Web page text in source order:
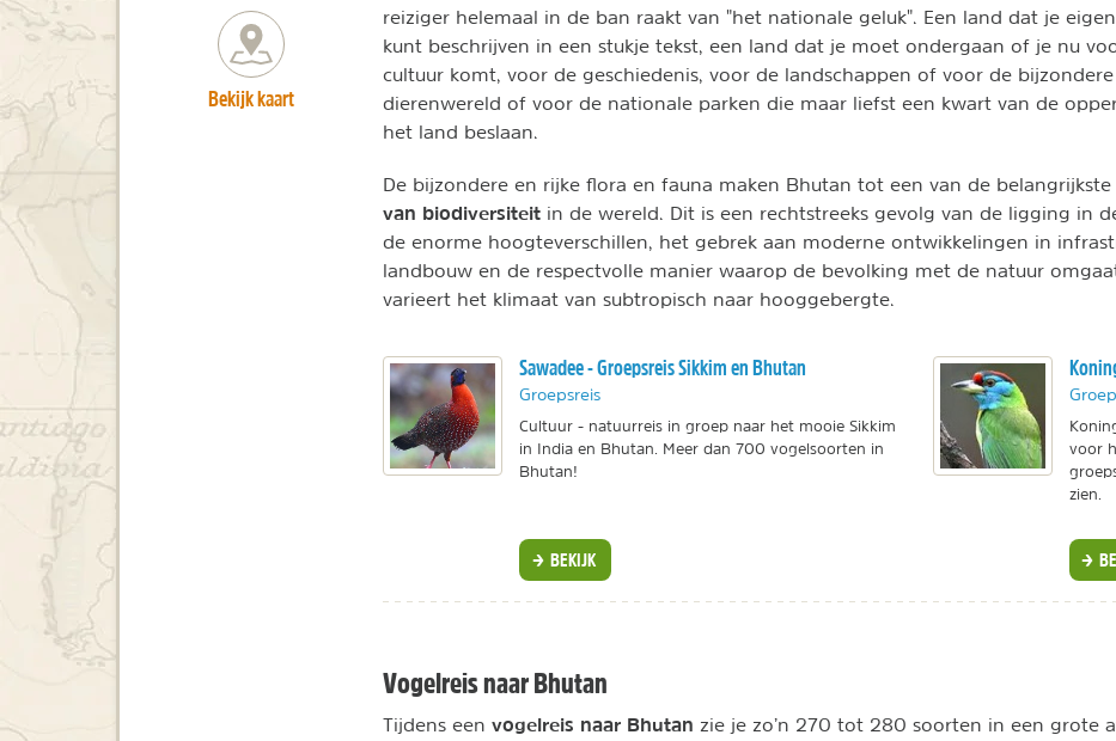
reiziger helemaal in de ban raakt van "het nationale geluk". Een land dat je
kunt beschrijven in een stukje tekst, een land dat je moet ondergaan of je nu
cultuur komt, voor de geschiedenis, voor de landschappen of voor de
dierenwereld of voor de nationale parken die maar liefst een kwart van de
het land beslaan.
De bijzondere en rijke flora en fauna maken Bhutan tot een van de belangrijkste
van biodiversiteit in de wereld. Dit is een rechtstreeks gevolg van de ligging in
de enorme hoogteverschillen, het gebrek aan moderne ontwikkelingen in
landbouw en de respectvolle manier waarop de bevolking met de natuur
varieert het klimaat van subtropisch naar hooggebergte.
Sawadee - Groepsreis Sikkim en Bhutan
Groepsreis
Cultuur - natuurreis in groep naar het mooie Sikkim
in India en Bhutan. Meer dan 700 vogelsoorten in
Bhutan!
BEKIJK
voor
zien.
Vogelreis naar Bhutan
Tijdens een vogelreis naar Bhutan zie je zo’n 270 tot 280 soorten in een grote
Bekijk kaart